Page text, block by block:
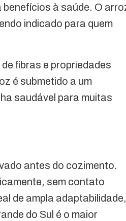
à saúde. O
indicado para quem
fibras e propriedades
é submetido a um
saudável para muitas
antes do cozimento.
sem contato
de ampla adaptabilidade,
do Sul é o maior